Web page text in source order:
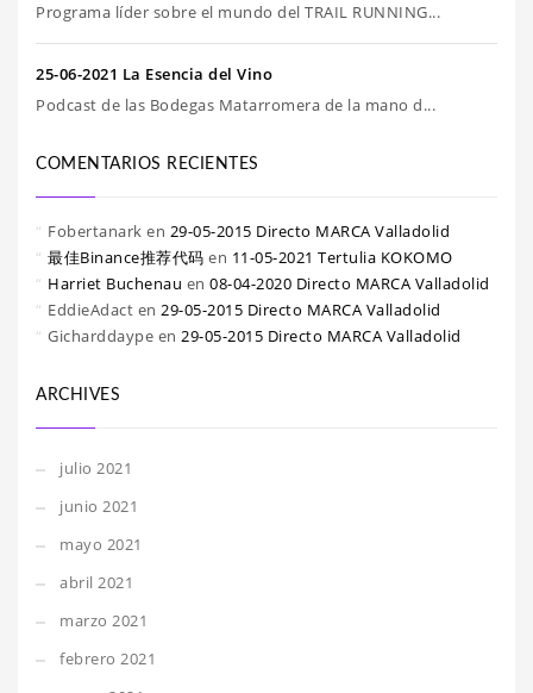
Programa líder sobre el mundo del TRAIL RUNNING...
25-06-2021 La Esencia del Vino
Podcast de las Bodegas Matarromera de la mano d...
COMENTARIOS RECIENTES
Fobertanark en 29-05-2015 Directo MARCA Valladolid
最佳Binance推荐代码 en 11-05-2021 Tertulia KOKOMO
Harriet Buchenau en 08-04-2020 Directo MARCA Valladolid
EddieAdact en 29-05-2015 Directo MARCA Valladolid
Gicharddaype en 29-05-2015 Directo MARCA Valladolid
ARCHIVES
julio 2021
junio 2021
mayo 2021
abril 2021
marzo 2021
febrero 2021